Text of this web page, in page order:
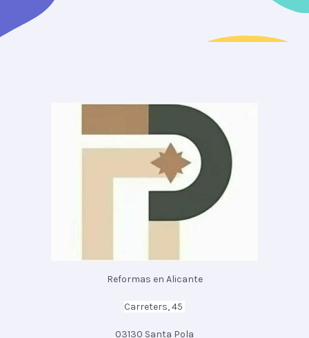
Reformas en Alicante
Carreters, 45
03130 Santa Pola